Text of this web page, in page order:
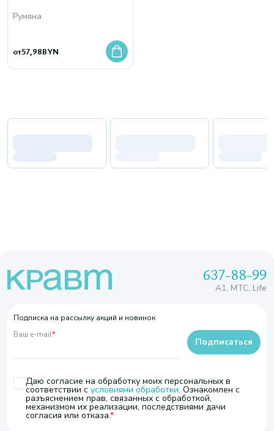
Румяна
от57,98BYN
637-88-99
A1, МТС, Life
Подписка на рассылку акций и новинок
Ваш e-mail*
Даю согласие на обработку моих персональных в
соответствии с условиями обработки. Ознакомлен с
разъяснением прав, связанных с обработкой,
механизмом их реализации, последствиями дачи
согласия или отказа.
Подписаться